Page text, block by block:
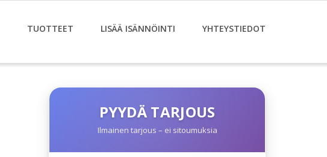
TUOTTEET LISÄÄ ISÄNNÖINTI YHTEYSTIEDOT
PYYDÄ TARJOUS
Ilmainen tarjous – ei sitoumuksia